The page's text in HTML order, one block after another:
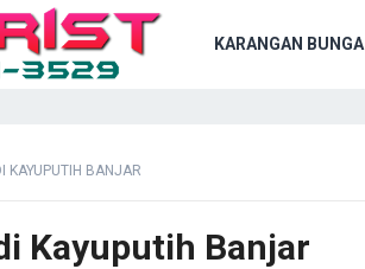
KARANGAN BUNGA
KAYUPUTIH BANJAR
Kayuputih Banjar